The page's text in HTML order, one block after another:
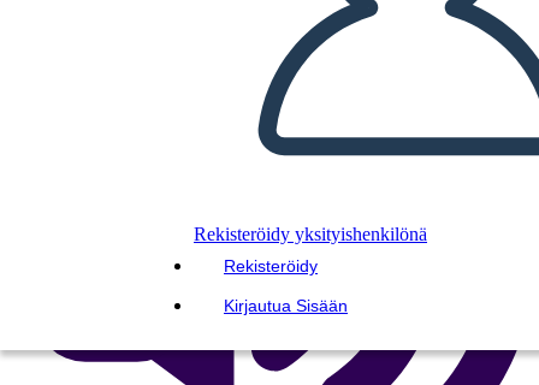
Rekisteröidy yksityishenkilönä
Rekisteröidy
Kirjautua Sisään